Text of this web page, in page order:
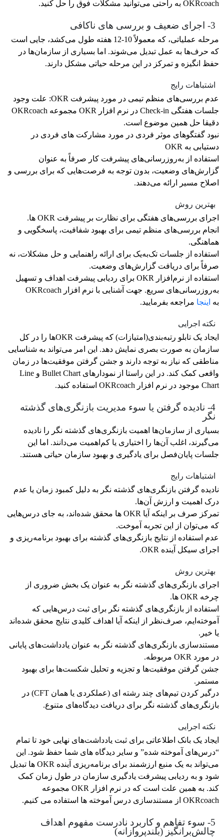
OKRcoach به راحتی می‌توانید مشکلات فوق را حل کنید.
3- اجرای ضعیف و بررسی های ناکافی
مرحله عملیاتی، که معمولاً 10-12 هفته طول می‌کشد، جایی است
که حرف‌ها به عمل تبدیل می‌شوند. اما بسیاری از سازمان‌ها در
حفظ انگیزه و تمرکز در این مرحله حیاتی مشکل دارند.
اشتباهات رایج
عدم بررسی‌های منظم تیمی در مورد پیشرفت OKR: علت وجود
جلسات هفتگی Check-in در نرم افزار OKR مجموعه OKRcoach
دقیقا حل همین موضوع است.
نبود گفتگوهای موثر فردی در مورد مشارکت های فردی در
دستیابی به OKR
استفاده از به‌روزرسانی‌های پیشرفت کار صرفاً به عنوان
گزارش‌های وضعیت، بدون توجه به فرصت‌هایی که برای بررسی و
اصلاح مسیر ارائه می‌دهند.
بهترین روش
اجرای بررسی‌های هفتگی برای نظارت بر پیشرفت OKR ها.
انجام بررسی‌های منظم تیمی برای بهبود شفافیت، پاسخگویی و
هماهنگی.
استفاده از جلسات تک‌به‌یک برای ارائه راهنمایی و حل مشکلات، نه
صرفاً برای دریافت گزارش‌های وضعیت.
استفاده از نرم‌افزار OKR برای ردیابی پیشرفت اهداف و تسهیل
به‌روزرسانی‌های سریع. جهت آشنایی با نرم افزار OKRcoach
به اینجا مراجعه بفرمایید.
نکته اجرایی
ایجاد یک تابلو رتبه‌بندی(امتیازات) که پیشرفت OKRها را در کل
سازمان به صورت بصری نمایش دهد. این امر می‌تواند به شناسایی
مناطقی که نیاز به توجه دارند و جشن گرفتن موفقیت‌ها در زمان
واقعی کمک کند. در این راستا از نمودارهای Bullet Chart و Line
Chart موجود در نرم افزار OKRcoach استفاده کنید.
4- نادیده گرفتن یا سوء مدیریت بازنگری‌های گذشته
نگر
بسیاری از سازمان‌ها اهمیت بازنگری‌های گذشته نگر را نادیده
می‌گیرند، اغلب آن‌ها را اختیاری یا کم‌اهمیت می‌دانند. اما این
جلسات پایان‌فصل برای یادگیری و بهبود سازمان حیاتی هستند.
اشتباهات رایج
نادیده گرفتن بازنگری‌های گذشته نگر به دلیل کمبود زمان یا عدم
درک اهمیت و ارزش آن‌ها.
تمرکز صرف بر اینکه آیا OKR ها محقق شده‌اند، به جای درس‌هایی
که می‌توان از این تجربه آموخت.
عدم استفاده از نتایج بازنگری‌های گذشته برای بهبود برنامه‌ریزی و
اجرای سیکل آینده OKR.
بهترین روش
اجرای بازنگری‌های گذشته نگر به عنوان یک بخش ضروری از
چرخه OKR ها.
استفاده از بازنگری‌های گذشته نگر برای ثبت درس‌هایی که
آموخته‌ایم، صرف‌نظر از اینکه آیا اهداف کلیدی نتایج محقق شده‌اند
یا خیر.
مستندسازی بازنگری‌های گذشته نگر به عنوان یادداشت‌های پایانی
در مورد OKR مربوطه.
جشن گرفتن موفقیت‌ها و تجزیه و تحلیل شکست‌ها برای بهبود
مستمر.
درگیر کردن تیم‌های چند رشته ای (عملکردی یا همان CFT) در
بازنگری‌های گذشته نگر برای دریافت دیدگاه‌های متنوع.
نکته اجرایی
ایجاد یک بانک اطلاعاتی برای ثبت یادداشت‌های نهایی خود تا تمام
“درس‌های آموخته شده” و سایر دیدگاه های شما حفظ شود. این
می‌تواند به یک منبع ارزشمند برای برنامه‌ریزی آینده OKR ها تبدیل
شود و به ردیابی پیشرفت یادگیری سازمان در طول زمان کمک
کند. به همین علت است که در نرم افزار OKR مجموعه
OKRcoach از مستندسازی درس آموخته ها استفاده می کنیم.
5- سوء تفاهم و کاربرد نادرست مفهوم اهداف
چالش‌برانگیز (بلندپروازانه)